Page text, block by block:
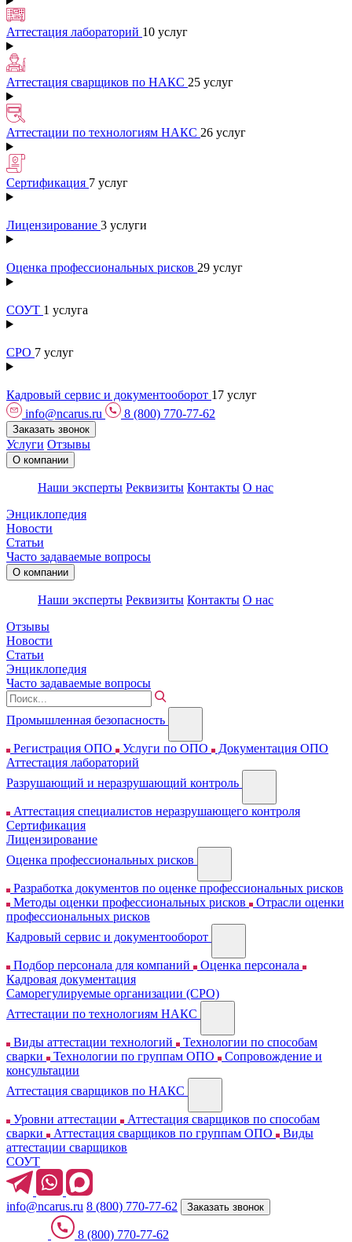
Аттестация лабораторий 10 услуг
Аттестация сварщиков по НАКС 25 услуг
Аттестации по технологиям НАКС 26 услуг
Сертификация 7 услуг
Лицензирование 3 услуги
Оценка профессиональных рисков 29 услуг
СОУТ 1 услуга
СРО 7 услуг
Кадровый сервис и документооборот 17 услуг
info@ncarus.ru
8 (800) 770-77-62
Заказать звонок
Услуги Отзывы
О компании
Наши эксперты Реквизиты Контакты О нас
Энциклопедия
Новости
Статьи
Часто задаваемые вопросы
О компании
Наши эксперты Реквизиты Контакты О нас
Отзывы
Новости
Статьи
Энциклопедия
Часто задаваемые вопросы
Промышленная безопасность
Регистрация ОПО Услуги по ОПО
Документация ОПО
Аттестация лабораторий
Разрушающий и неразрушающий контроль
Аттестация специалистов неразрушающего контроля
Сертификация
Лицензирование
Оценка профессиональных рисков
Разработка документов по оценке профессиональных рисков
Методы оценки профессиональных рисков
Отрасли оценки
профессиональных рисков
Кадровый сервис и документооборот
Подбор персонала для компаний
Оценка персонала
Кадровая документация
Cаморегулируемые организации (СРО)
Аттестации по технологиям НАКС
Виды аттестации технологий
Технологии по способам
сварки
Технологии по группам ОПО
Сопровождение и
консультации
Аттестация сварщиков по НАКС
Уровни аттестации
Аттестация сварщиков по способам
сварки
Аттестация сварщиков по группам ОПО
Виды
аттестации сварщиков
СОУТ
info@ncarus.ru 8 (800) 770-77-62 Заказать звонок
8 (800) 770-77-62